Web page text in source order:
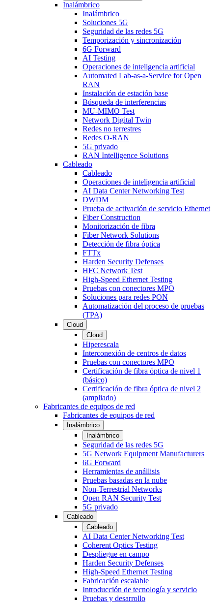
Inalámbrico
Inalámbrico
Soluciones 5G
Seguridad de las redes 5G
Temporización y sincronización
6G Forward
AI Testing
Operaciones de inteligencia artificial
Automated Lab-as-a-Service for Open
RAN
Instalación de estación base
Búsqueda de interferencias
MU-MIMO Test
Network Digital Twin
Redes no terrestres
Redes O-RAN
5G privado
RAN Intelligence Solutions
Cableado
Cableado
Operaciones de inteligencia artificial
AI Data Center Networking Test
DWDM
Prueba de activación de servicio Ethernet
Fiber Construction
Monitorización de fibra
Fiber Network Solutions
Detección de fibra óptica
FTTx
Harden Security Defenses
HFC Network Test
High-Speed Ethernet Testing
Pruebas con conectores MPO
Soluciones para redes PON
Automatización del proceso de pruebas
(TPA)
Cloud
Cloud
Hiperescala
Interconexión de centros de datos
Pruebas con conectores MPO
Certificación de fibra óptica de nivel 1
(básico)
Certificación de fibra óptica de nivel 2
(ampliado)
Fabricantes de equipos de red
Fabricantes de equipos de red
Inalámbrico
Inalámbrico
Seguridad de las redes 5G
5G Network Equipment Manufacturers
6G Forward
Herramientas de anállisis
Pruebas basadas en la nube
Non-Terrestrial Networks
Open RAN Security Test
5G privado
Cableado
Cableado
AI Data Center Networking Test
Coherent Optics Testing
Despliegue en campo
Harden Security Defenses
High-Speed Ethernet Testing
Fabricación escalable
Introducción de tecnología y servicio
Pruebas y desarrollo